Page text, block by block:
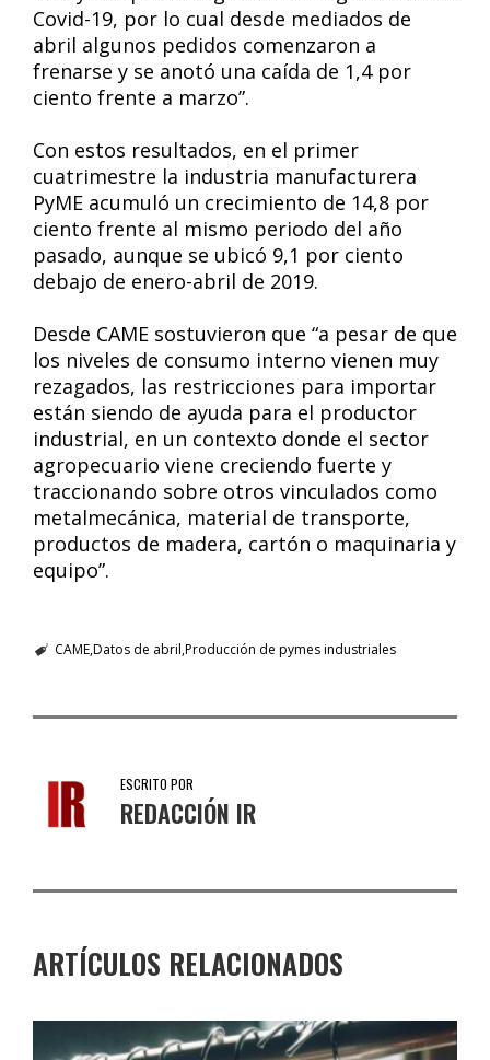
Covid-19, por lo cual desde mediados de
abril algunos pedidos comenzaron a
frenarse y se anotó una caída de 1,4 por
ciento frente a marzo”.
Con estos resultados, en el primer
cuatrimestre la industria manufacturera
PyME acumuló un crecimiento de 14,8 por
ciento frente al mismo periodo del año
pasado, aunque se ubicó 9,1 por ciento
debajo de enero-abril de 2019.
Desde CAME sostuvieron que “a pesar de que
los niveles de consumo interno vienen muy
rezagados, las restricciones para importar
están siendo de ayuda para el productor
industrial, en un contexto donde el sector
agropecuario viene creciendo fuerte y
traccionando sobre otros vinculados como
metalmecánica, material de transporte,
productos de madera, cartón o maquinaria y
equipo”.
CAMEDatos de abril Producción de pymes industriales
ESCRITO POR
REDACCIÓN IR
ARTÍCULOS RELACIONADOS